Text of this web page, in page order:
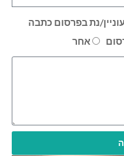
נת בפרסום כתבה
אחר